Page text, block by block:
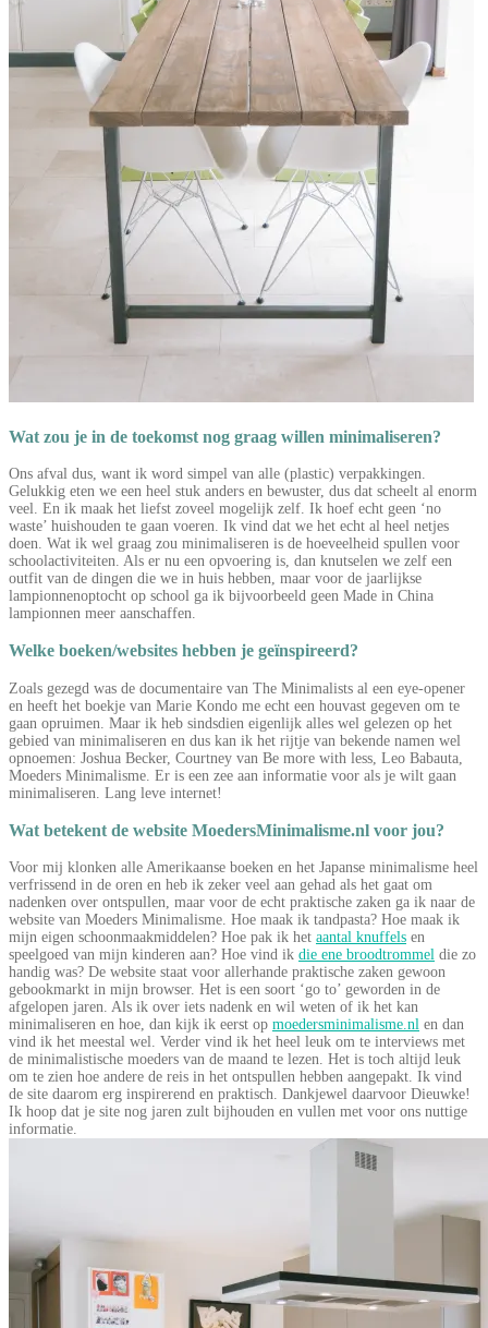
Wat zou je in de toekomst nog graag willen minimaliseren?
Ons afval dus, want ik word simpel van alle (plastic) verpakkingen.
Gelukkig eten we een heel stuk anders en bewuster, dus dat scheelt al enorm
veel. En ik maak het liefst zoveel mogelijk zelf. Ik hoef echt geen ‘no
waste’ huishouden te gaan voeren. Ik vind dat we het echt al heel netjes
doen. Wat ik wel graag zou minimaliseren is de hoeveelheid spullen voor
schoolactiviteiten. Als er nu een opvoering is, dan knutselen we zelf een
outfit van de dingen die we in huis hebben, maar voor de jaarlijkse
lampionnenoptocht op school ga ik bijvoorbeeld geen Made in China
lampionnen meer aanschaffen.
Welke boeken/websites hebben je geïnspireerd?
Zoals gezegd was de documentaire van The Minimalists al een eye-opener
en heeft het boekje van Marie Kondo me echt een houvast gegeven om te
gaan opruimen. Maar ik heb sindsdien eigenlijk alles wel gelezen op het
gebied van minimaliseren en dus kan ik het rijtje van bekende namen wel
opnoemen: Joshua Becker, Courtney van Be more with less, Leo Babauta,
Moeders Minimalisme. Er is een zee aan informatie voor als je wilt gaan
minimaliseren. Lang leve internet!
Wat betekent de website MoedersMinimalisme.nl voor jou?
Voor mij klonken alle Amerikaanse boeken en het Japanse minimalisme heel
verfrissend in de oren en heb ik zeker veel aan gehad als het gaat om
nadenken over ontspullen, maar voor de echt praktische zaken ga ik naar de
website van Moeders Minimalisme. Hoe maak ik tandpasta? Hoe maak ik
mijn eigen schoonmaakmiddelen? Hoe pak ik het aantal knuffels en
speelgoed van mijn kinderen aan? Hoe vind ik die ene broodtrommel die zo
handig was? De website staat voor allerhande praktische zaken gewoon
gebookmarkt in mijn browser. Het is een soort ‘go to’ geworden in de
afgelopen jaren. Als ik over iets nadenk en wil weten of ik het kan
minimaliseren en hoe, dan kijk ik eerst op moedersminimalisme.nl en dan
vind ik het meestal wel. Verder vind ik het heel leuk om te interviews met
de minimalistische moeders van de maand te lezen. Het is toch altijd leuk
om te zien hoe andere de reis in het ontspullen hebben aangepakt. Ik vind
de site daarom erg inspirerend en praktisch. Dankjewel daarvoor Dieuwke!
Ik hoop dat je site nog jaren zult bijhouden en vullen met voor ons nuttige
informatie.